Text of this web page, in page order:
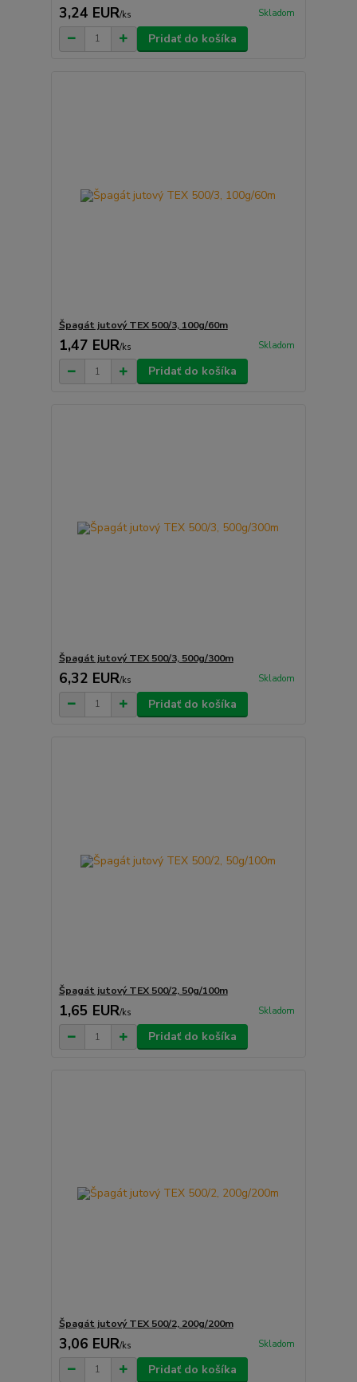
3,24 EUR/ks Skladom
Pridať do košíka
Špagát jutový TEX 500/3, 100g/60m
1,47 EUR/ks Skladom
Pridať do košíka
Špagát jutový TEX 500/3, 500g/300m
6,32 EUR/ks Skladom
Pridať do košíka
Špagát jutový TEX 500/2, 50g/100m
1,65 EUR/ks Skladom
Pridať do košíka
Špagát jutový TEX 500/2, 200g/200m
3,06 EUR/ks Skladom
Pridať do košíka